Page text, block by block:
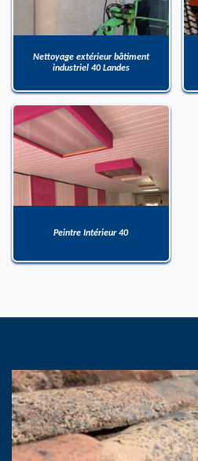
Nettoyage extérieur bâtiment
industriel 40 Landes
Peintre Intérieur 40